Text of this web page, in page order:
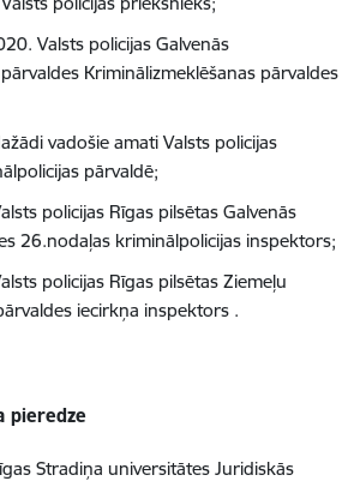
Valsts policijas Galvenās
Kriminālizmeklēšanas pārvaldes
vadošie amati Valsts policijas
pārvaldē;
alsts policijas Rīgas pilsētas Galvenās
26.nodaļas kriminālpolicijas inspektors;
alsts policijas Rīgas pilsētas Ziemeļu
iecirkņa inspektors .
pieredze
Stradiņa universitātes Juridiskās